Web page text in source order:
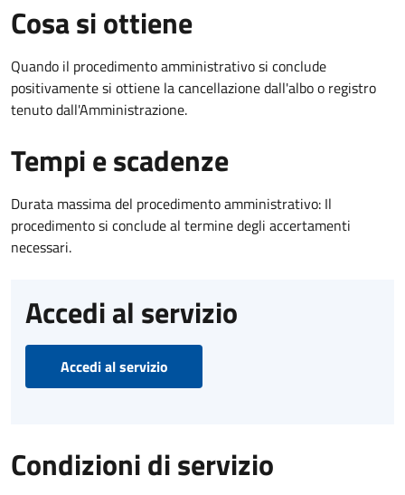
Cosa si ottiene
Quando il procedimento amministrativo si conclude
positivamente si ottiene la cancellazione dall'albo o registro
tenuto dall'Amministrazione.
Tempi e scadenze
Durata massima del procedimento amministrativo: Il
procedimento si conclude al termine degli accertamenti
necessari.
Accedi al servizio
Accedi al servizio
Condizioni di servizio